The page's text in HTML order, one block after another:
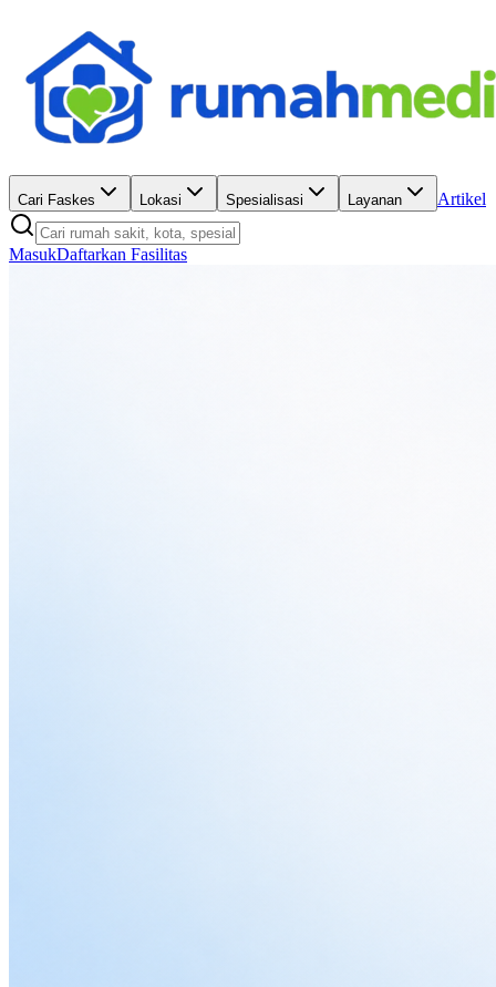
Cari Faskes Lokasi Spesialisasi Layanan Artikel
MasukDaftarkan Fasilitas